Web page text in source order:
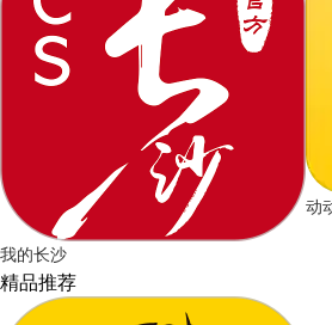
我的长沙
动
精品推荐